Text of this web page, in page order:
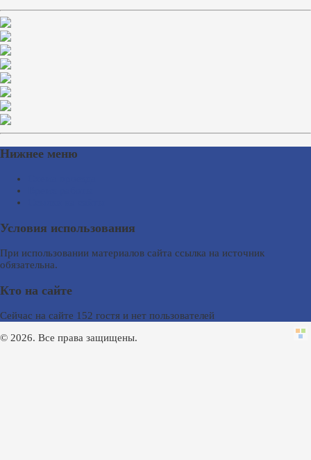
Нижнее меню
Условия использования
При использовании материалов сайта ссылка на источник
обязательна.
Кто на сайте
Сейчас на сайте 152 гостя и нет пользователей
© 2026. Все права защищены.